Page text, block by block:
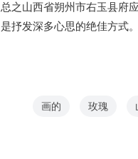
总之山西省朔州市右玉县府
是抒发深多心思的绝佳方式
画的 玫瑰